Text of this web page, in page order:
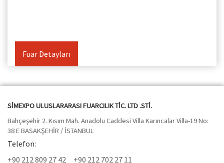
Fuar Detayları
SİMEXPO ULUSLARARASI FUARCILIK TİC. LTD .STİ.
Bahçeşehir 2. Kısım Mah. Anadolu Caddesi Villa Karıncalar Villa-19 No:
38 E BASAKŞEHİR / İSTANBUL
Telefon:
+90 212 809 27 42
+90 212 702 27 11